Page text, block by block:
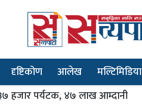
दृष्टिकोण आलेख मल्टिमिडिया
पर्यटक, ४७ लाख आम्दानी